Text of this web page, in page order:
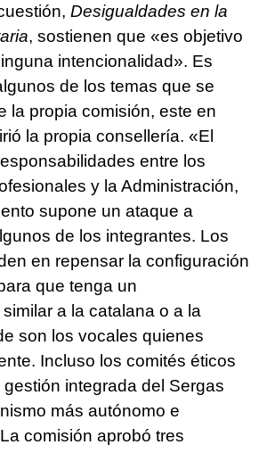
Desigualdades en la
, sostienen que «es objetivo
intencionalidad». Es
de los temas que se
la propia comisión, este en
la propia consellería. «El
entre los
y la Administración,
supone un ataque a
de los integrantes. Los
en repensar la configuración
que tenga un
a la catalana o a la
son los vocales quienes
Incluso los comités éticos
integrada del Sergas
más autónomo e
comisión aprobó tres